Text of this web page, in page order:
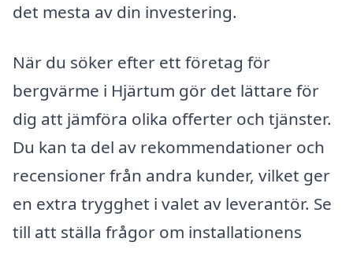
det mesta av din investering.
När du söker efter ett företag för
bergvärme i Hjärtum gör det lättare för
dig att jämföra olika offerter och tjänster.
Du kan ta del av rekommendationer och
recensioner från andra kunder, vilket ger
en extra trygghet i valet av leverantör. Se
till att ställa frågor om installationens